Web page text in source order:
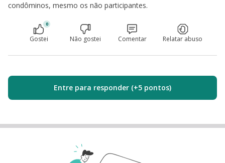
condôminos, mesmo os não participantes.
0
Gostei Não gostei Comentar Relatar abuso
Entre para responder (+5 pontos)